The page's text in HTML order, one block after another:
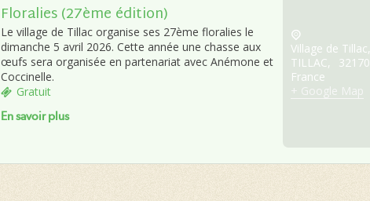
Floralies (27ème édition)
Le village de Tillac organise ses 27ème floralies le
dimanche 5 avril 2026. Cette année une chasse aux
œufs sera organisée en partenariat avec Anémone et
Coccinelle.
Gratuit
En savoir plus
Village de Tillac,
TILLAC,
32170
France
+ Google Map